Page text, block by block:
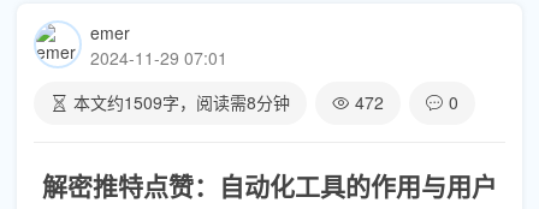
emer
2024-11-29 07:01
本文约1509字，阅读需8分钟 472 0
解密推特点赞：自动化工具的作用与用户